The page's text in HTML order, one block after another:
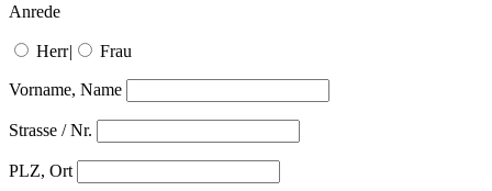
Anrede
Herr| Frau
Vorname, Name
Strasse / Nr.
PLZ, Ort